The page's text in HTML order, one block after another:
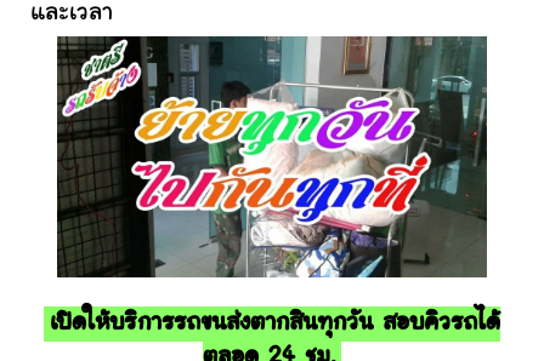
และเวลา
เปิดให้บริการรถขนส่งตากสินทุกวัน สอบคิวรถได้